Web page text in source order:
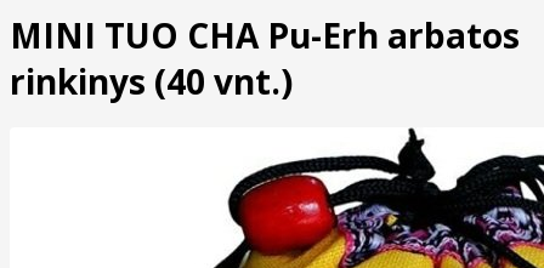
MINI TUO CHA Pu-Erh arbatos
rinkinys (40 vnt.)